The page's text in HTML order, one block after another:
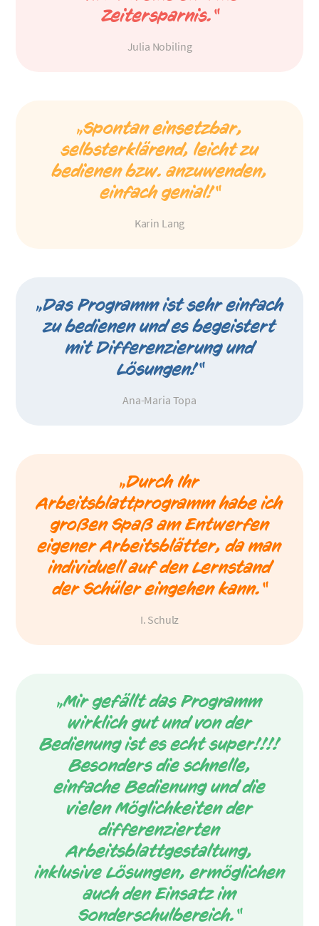
Zeitersparnis.“
Julia Nobiling
„Spontan einsetzbar,
selbsterklärend, leicht zu
bedienen bzw. anzuwenden,
einfach genial!“
Karin Lang
„Das Programm ist sehr einfach
zu bedienen und es begeistert
mit Differenzierung und
Lösungen!“
Ana-Maria Topa
„Durch Ihr
Arbeitsblattprogramm habe ich
großen Spaß am Entwerfen
eigener Arbeitsblätter, da man
individuell auf den Lernstand
der Schüler eingehen kann.“
I. Schulz
„Mir gefällt das Programm
wirklich gut und von der
Bedienung ist es echt super!!!!
Besonders die schnelle,
einfache Bedienung und die
vielen Möglichkeiten der
differenzierten
Arbeitsblattgestaltung,
inklusive Lösungen, ermöglichen
auch den Einsatz im
Sonderschulbereich.“